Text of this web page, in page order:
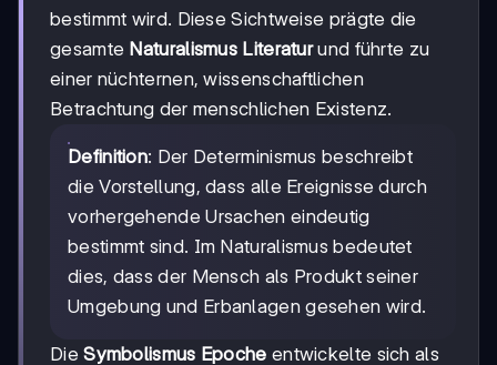
bestimmt wird. Diese Sichtweise prägte die
gesamte Naturalismus Literaturund führte zu
einer nüchternen, wissenschaftlichen
Betrachtung der menschlichen Existenz.
Definition: Der Determinismus beschreibt
die Vorstellung, dass alle Ereignisse durch
vorhergehende Ursachen eindeutig
bestimmt sind. Im Naturalismus bedeutet
dies, dass der Mensch als Produkt seiner
Umgebung und Erbanlagen gesehen wird.
DieSymbolismus Epoche entwickelte sich als